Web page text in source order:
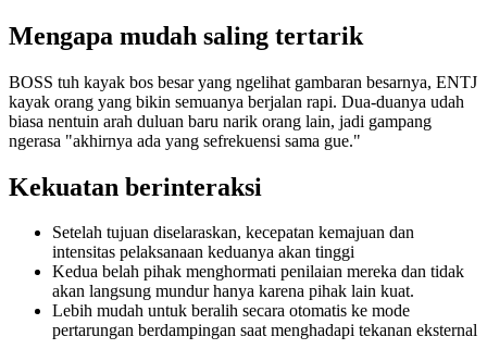
Mengapa mudah saling tertarik
BOSS tuh kayak bos besar yang ngelihat gambaran besarnya, ENTJ
kayak orang yang bikin semuanya berjalan rapi. Dua-duanya udah
biasa nentuin arah duluan baru narik orang lain, jadi gampang
ngerasa "akhirnya ada yang sefrekuensi sama gue."
Kekuatan berinteraksi
Setelah tujuan diselaraskan, kecepatan kemajuan dan
intensitas pelaksanaan keduanya akan tinggi
Kedua belah pihak menghormati penilaian mereka dan tidak
akan langsung mundur hanya karena pihak lain kuat.
Lebih mudah untuk beralih secara otomatis ke mode
pertarungan berdampingan saat menghadapi tekanan eksternal